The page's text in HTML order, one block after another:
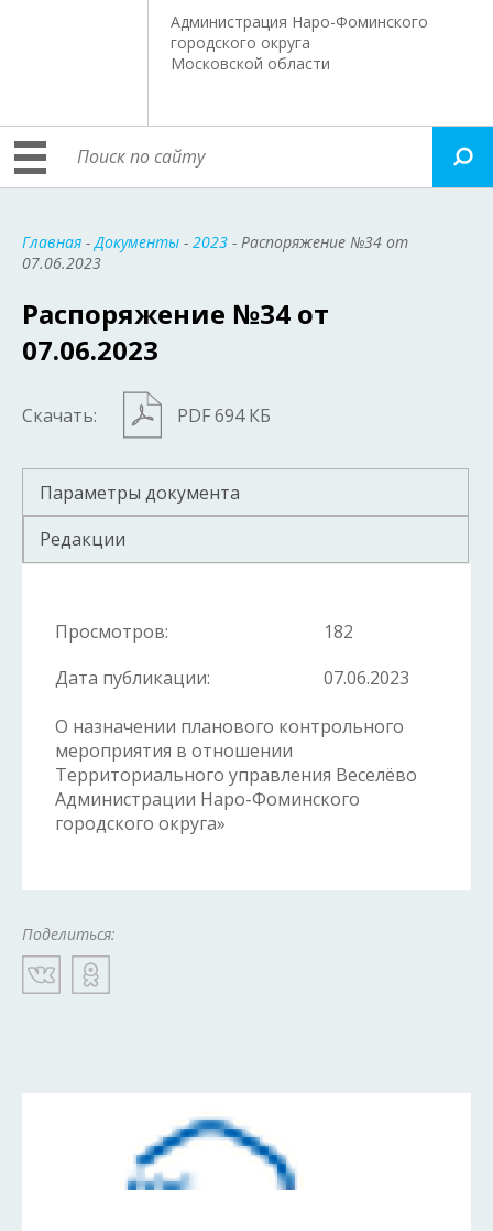
Администрация Наро-Фоминского
городского округа
Московской области
Главная -Документы - 2023 - Распоряжение №34 от
07.06.2023
Распоряжение №34 от
07.06.2023
Скачать: PDF 694 КБ
Параметры документа
Редакции
Просмотров:
182
Дата публикации:
07.06.2023
О назначении планового контрольного
мероприятия в отношении
Территориального управления Веселёво
Администрации Наро-Фоминского
городского округа»
Поделиться: